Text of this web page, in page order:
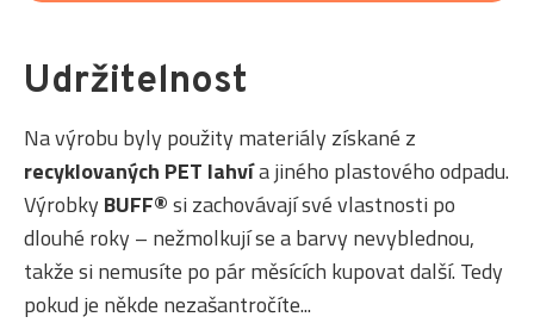
Udržitelnost
Na výrobu byly použity materiály získané z
recyklovaných PET lahvía jiného plastového odpadu.
VýrobkyBUFF®si zachovávají své vlastnosti po
dlouhé roky – nežmolkují se a barvy nevyblednou,
takže si nemusíte po pár měsících kupovat další. Tedy
pokud je někde nezašantročíte...